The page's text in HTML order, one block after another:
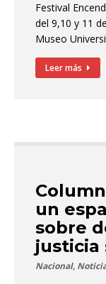
Festival
del 9,10 y 11
Museo
Leer más
un
sobre
justicia
Nacional,